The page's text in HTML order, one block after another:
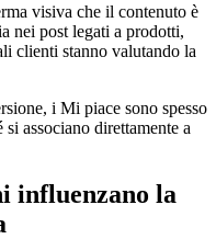
visiva che il contenuto è
nei post legati a prodotti,
clienti stanno valutando la
i Mi piace sono spesso
associano direttamente a
influenzano la